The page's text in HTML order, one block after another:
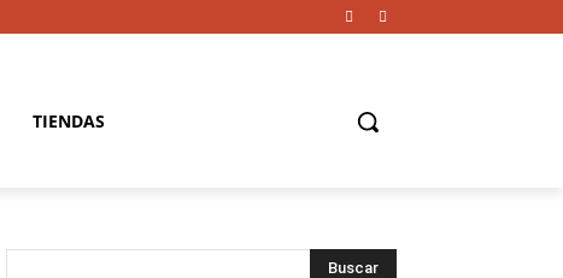
TIENDAS
Buscar